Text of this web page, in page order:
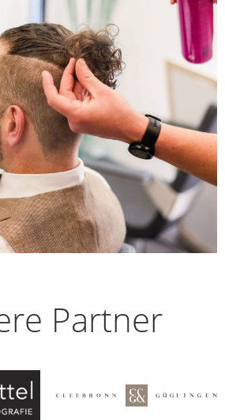
Partner